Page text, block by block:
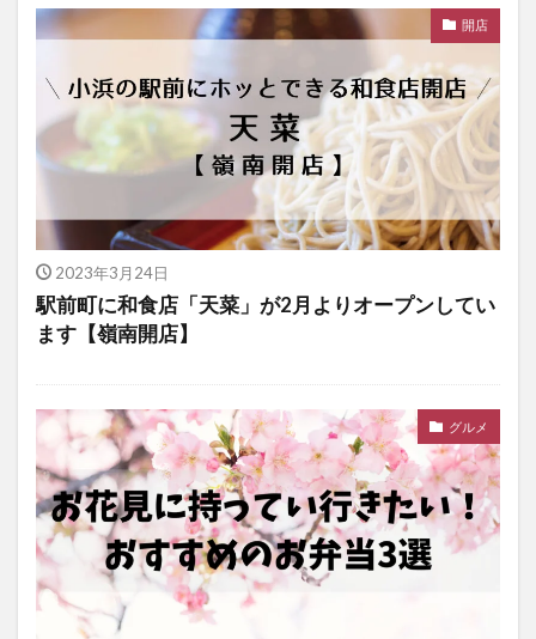
開店
2023年3月24日
駅前町に和食店「天菜」が2月よりオープンしてい
ます【嶺南開店】
グルメ